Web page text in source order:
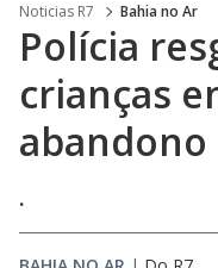
Noticias R7 Bahia no Ar
Polícia
crianças
abandono
.